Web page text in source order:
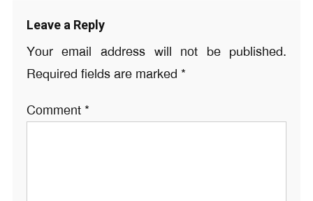
Leave a Reply
Your email address will not be published.
Required fields are marked *
Comment *